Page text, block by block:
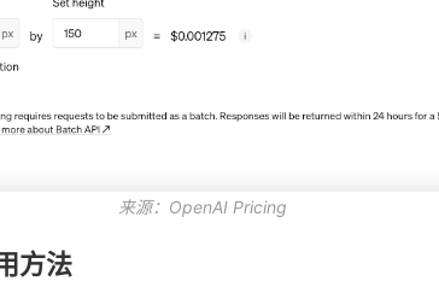
来源：OpenAI Pricing
方法